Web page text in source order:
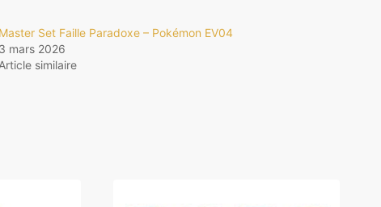
Master Set Faille Paradoxe – Pokémon EV04
3 mars 2026
Article similaire